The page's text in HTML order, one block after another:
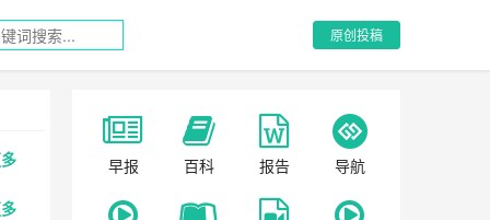
原创投稿
早报 百科 报告 导航